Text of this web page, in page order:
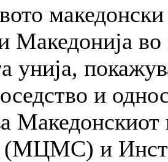
македонски
Македонија
унија,
и
Македонскиот
(МЦМС) и